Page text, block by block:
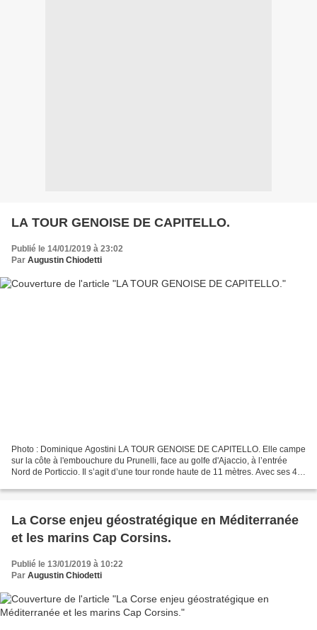
LA TOUR GENOISE DE CAPITELLO.
Publié le 14/01/2019 à 23:02
Par Augustin Chiodetti
Photo : Dominique Agostini LA TOUR GENOISE DE CAPITELLO. Elle campe
sur la côte à l'embouchure du Prunelli, face au golfe d'Ajaccio, à l’entrée
Nord de Porticcio. Il s’agit d’une tour ronde haute de 11 mètres. Avec ses 42
La Corse enjeu géostratégique en Méditerranée
et les marins Cap Corsins.
Publié le 13/01/2019 à 10:22
Par Augustin Chiodetti